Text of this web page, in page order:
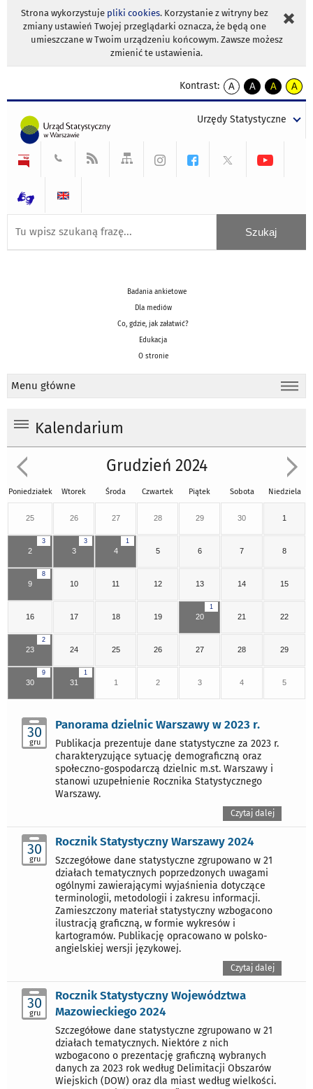
Strona wykorzystuje pliki cookies. Korzystanie z witryny bez
zmiany ustawień Twojej przeglądarki oznacza, że będą one
umieszczane w Twoim urządzeniu końcowym. Zawsze możesz
zmienić te ustawienia.
Kontrast:
A
kontrast
A
kontrast
tekst
czarnym
A
kontrast
tekst
czarnym
A
tekst
żółtym
Urzędy Statystyczne
Badania ankietowe
Dla mediów
Co, gdzie, jak załatwić?
Edukacja
O stronie
Menu główne
Kalendarium
Grudzień 2024
Poniedziałek Wtorek Środa Czwartek Piątek Sobota Niedziela
25 26 27 28 29 30 1
3
2
3
3
1
4 5 6 7 8
8
9 10 11 12 13 14 15
16 17 18 19
1
20 21 22
2
23 24 25 26 27 28 29
9
30
1
31 1 2 3 4 5
30
gru
Panorama dzielnic Warszawy w 2023 r.
Publikacja prezentuje dane statystyczne za 2023 r.
charakteryzujące sytuację demograficzną oraz
społeczno-gospodarczą dzielnic m.st. Warszawy i
stanowi uzupełnienie Rocznika Statystycznego
Warszawy.
Czytaj dalej
30
gru
Rocznik Statystyczny Warszawy 2024
Szczegółowe dane statystyczne zgrupowano w 21
działach tematycznych poprzedzonych uwagami
ogólnymi zawierającymi wyjaśnienia dotyczące
terminologii, metodologii i zakresu informacji.
Zamieszczony materiał statystyczny wzbogacono
ilustracją graficzną, w formie wykresów i
kartogramów. Publikację opracowano w polsko-
angielskiej wersji językowej.
Czytaj dalej
30
gru
Rocznik Statystyczny Województwa
Mazowieckiego 2024
Szczegółowe dane statystyczne zgrupowano w 21
działach tematycznych. Niektóre z nich
wzbogacono o prezentację graficzną wybranych
danych za 2023 rok według Delimitacji Obszarów
Wiejskich (DOW) oraz dla miast według wielkości.